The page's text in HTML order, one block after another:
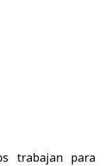
trabajan para